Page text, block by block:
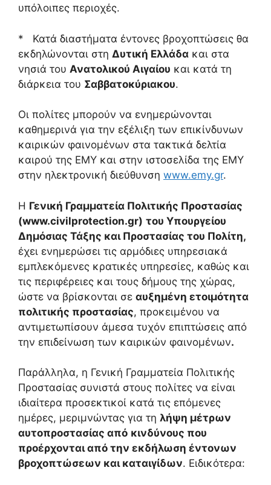
υπόλοιπες περιοχές.
* Κατά διαστήματα έντονες βροχοπτώσεις θα
εκδηλώνονται στη Δυτική Ελλάδα και στα
νησιά του Ανατολικού Αιγαίου και κατά τη
διάρκεια του Σαββατοκύριακου.
Οι πολίτες μπορούν να ενημερώνονται
καθημερινά για την εξέλιξη των επικίνδυνων
καιρικών φαινομένων στα τακτικά δελτία
καιρού της ΕΜΥ και στην ιστοσελίδα της ΕΜΥ
στην ηλεκτρονική διεύθυνση www.emy.gr.
Η Γενική Γραμματεία Πολιτικής Προστασίας
(www.civilprotection.gr) του Υπουργείου
Δημόσιας Τάξης και Προστασίας του Πολίτη,
έχει ενημερώσει τις αρμόδιες υπηρεσιακά
εμπλεκόμενες κρατικές υπηρεσίες, καθώς και
τις περιφέρειες και τους δήμους της χώρας,
ώστε να βρίσκονται σε αυξημένη ετοιμότητα
πολιτικής προστασίας, προκειμένου να
αντιμετωπίσουν άμεσα τυχόν επιπτώσεις από
την επιδείνωση των καιρικών φαινομένων.
Παράλληλα, η Γενική Γραμματεία Πολιτικής
Προστασίας συνιστά στους πολίτες να είναι
ιδιαίτερα προσεκτικοί κατά τις επόμενες
ημέρες, μεριμνώντας για τη λήψη μέτρων
αυτοπροστασίας από κινδύνους που
προέρχονται από την εκδήλωση έντονων
βροχοπτώσεων και καταιγίδων. Ειδικότερα: